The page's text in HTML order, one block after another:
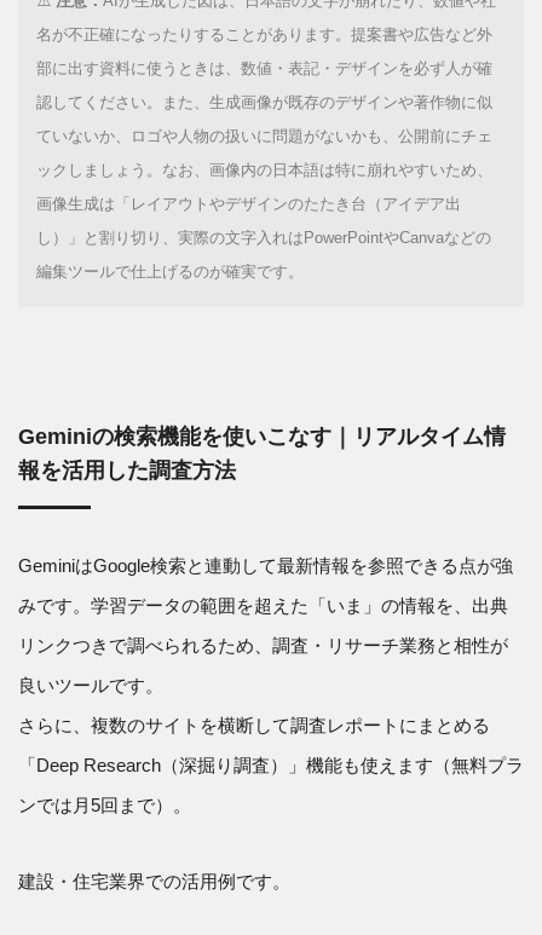
名が不正確になったりすることがあります。提案書や広告など外
部に出す資料に使うときは、数値・表記・デザインを必ず人が確
認してください。また、生成画像が既存のデザインや著作物に似
ていないか、ロゴや人物の扱いに問題がないかも、公開前にチェ
ックしましょう。なお、画像内の日本語は特に崩れやすいため、
画像生成は「レイアウトやデザインのたたき台（アイデア出
し）」と割り切り、実際の文字入れはPowerPointやCanvaなどの
編集ツールで仕上げるのが確実です。
Geminiの検索機能を使いこなす｜リアルタイム情
報を活用した調査方法
GeminiはGoogle検索と連動して最新情報を参照できる点が強
みです。学習データの範囲を超えた「いま」の情報を、出典
リンクつきで調べられるため、調査・リサーチ業務と相性が
良いツールです。
さらに、複数のサイトを横断して調査レポートにまとめる
「Deep Research（深掘り調査）」機能も使えます（無料プラ
ンでは月5回まで）。
建設・住宅業界での活用例です。